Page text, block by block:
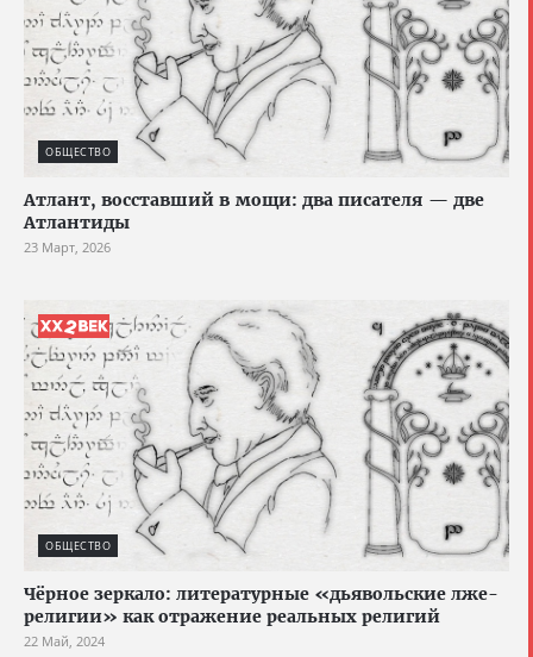
ОБЩЕСТВО
Атлант, восставший в мощи: два писателя — две
Атлантиды
23 Март, 2026
ОБЩЕСТВО
Чёрное зеркало: литературные «дьявольские лже-
религии» как отражение реальных религий
22 Май, 2024